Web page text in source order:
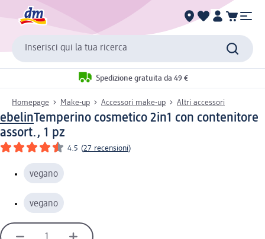
Inserisci qui la tua ricerca
Spedizione gratuita da 49 €
Homepage Make-up Accessori make-up Altri accessori
ebelinTemperino cosmetico 2in1 con contenitore
assort., 1 pz
4.5 (27 recensioni)
vegano
vegano